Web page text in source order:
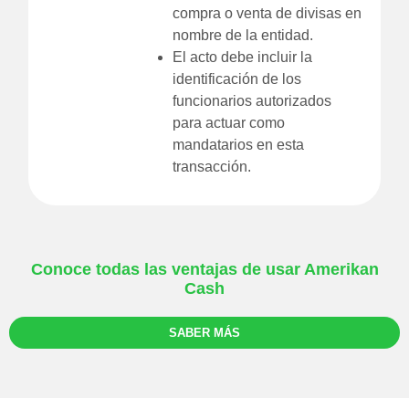
compra o venta de divisas en
nombre de la entidad.
El acto debe incluir la
identificación de los
funcionarios autorizados
para actuar como
mandatarios en esta
transacción.
Conoce todas las ventajas de usar Amerikan
Cash
SABER MÁS